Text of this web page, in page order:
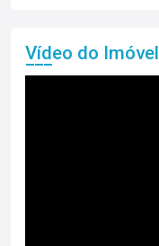
Vídeo do Imóvel